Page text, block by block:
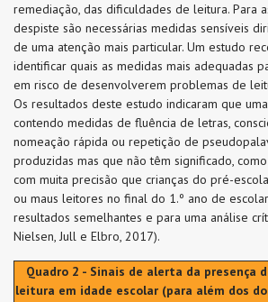
remediação, das dificuldades de leitura. Para
despiste são necessárias medidas sensíveis
de uma atenção mais particular. Um estudo
identificar quais as medidas mais adequadas
em risco de desenvolverem problemas de
Os resultados deste estudo indicaram que
contendo medidas de fluência de letras,
nomeação rápida ou repetição de
produzidas mas que não têm significado, como
com muita precisão que crianças do pré-
ou maus leitores no final do 1.º ano de
resultados semelhantes e para uma análise
Nielsen, Jull e Elbro, 2017).
Quadro 2 - Sinais de alerta da presença
leitura em idade escolar (para além dos